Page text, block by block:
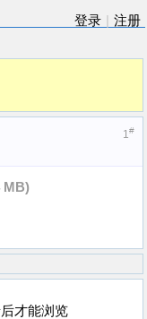
登录
注册
1#
MB)
才能浏览